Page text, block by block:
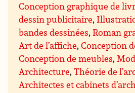
Conception graphique de
dessin publicitaire,
bandes dessinées,Roman
Art de l’affiche,Conception
Conception de meubles,
Architecture,Théorie de
Architectes et cabinets